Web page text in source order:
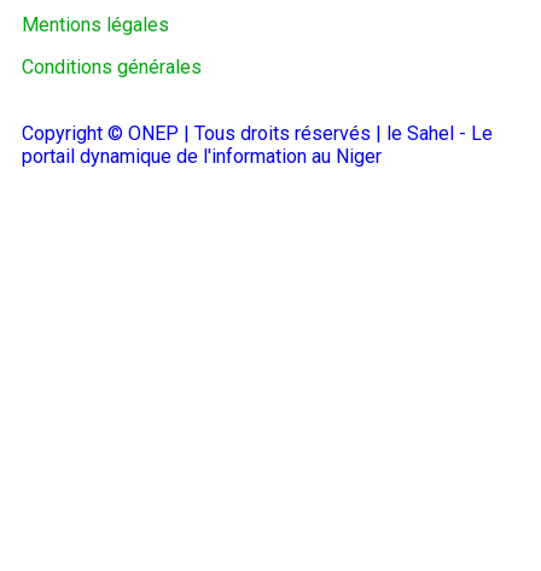
Mentions légales
Conditions générales
Copyright © ONEP | Tous droits réservés | le Sahel - Le
portail dynamique de l'information au Niger